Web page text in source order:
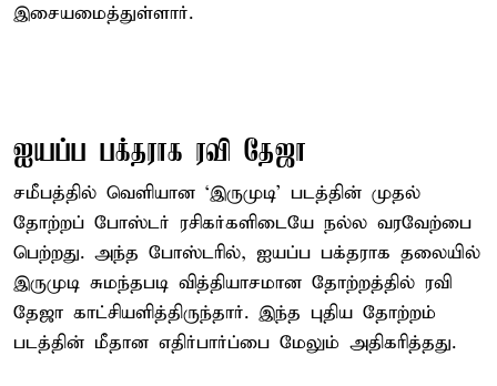
இசையமைத்துள்ளார்.
ஐயப்ப பக்தராக ரவி தேஜா
சமீபத்தில் வெளியான ‘இருமுடி’ படத்தின் முதல்
தோற்றப் போஸ்டர் ரசிகர்களிடையே நல்ல வரவேற்பை
பெற்றது. அந்த போஸ்டரில், ஐயப்ப பக்தராக தலையில்
இருமுடி சுமந்தபடி வித்தியாசமான தோற்றத்தில் ரவி
தேஜா காட்சியளித்திருந்தார். இந்த புதிய தோற்றம்
படத்தின் மீதான எதிர்பார்ப்பை மேலும் அதிகரித்தது.